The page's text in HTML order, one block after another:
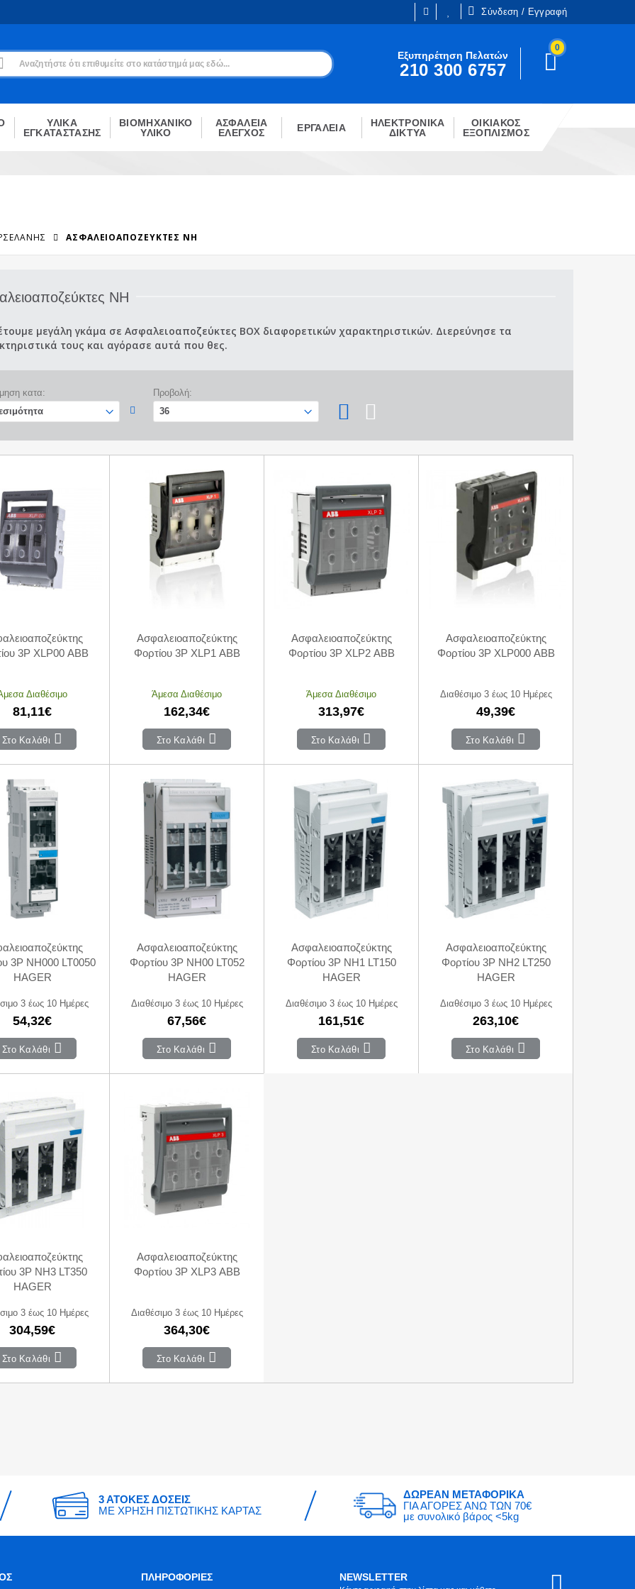
Σύνδεση / Εγγραφή
Εγγραφή
Δεν είσαι μέλος;
ΕΓΓΡΑΦΉ
Είμαι ήδη πελάτης
ΣΎΝΔΕΣΗ
Εξυπηρέτηση Πελατών
210 300 6757
0
ΥΛΙΚΑ
ΕΓΚΑΤΑΣΤΑΣΗΣ
ΒΙΟΜΗΧΑΝΙΚΟ
ΥΛΙΚΟ
ΑΣΦΑΛΕΙΑ
ΕΛΕΓΧΟΣ
ΕΡΓΑΛΕΙΑ
ΗΛΕΚΤΡΟΝΙΚΑ
ΔΙΚΤΥΑ
ΟΙΚΙΑΚΟΣ
ΕΞΟΠΛΙΣΜΟΣ
ΑΣΦΑΛΕΙΟΑΠΟΖΕΎΚΤΕΣ NH
NH
μεγάλη γκάμα σε Ασφαλειοαποζεύκτες BOX διαφορετικών χαρακτηριστικών. Διερεύνησε τα
τους και αγόρασε αυτά που θες.
κατα: Προβολή:
3P XLP00 ABB
Διαθέσιμο
81,11€
Στο Καλάθι
Ασφαλειοαποζεύκτης
Φορτίου 3P XLP1 ABB
Άμεσα Διαθέσιμο
162,34€
Στο Καλάθι
Ασφαλειοαποζεύκτης
Φορτίου 3P XLP2 ABB
Άμεσα Διαθέσιμο
313,97€
Στο Καλάθι
Ασφαλειοαποζεύκτης
Φορτίου 3P XLP000 ABB
Διαθέσιμο 3 έως 10 Ημέρες
49,39€
Στο Καλάθι
3P NH000 LT0050
HAGER
3 έως 10 Ημέρες
54,32€
Στο Καλάθι
Ασφαλειοαποζεύκτης
Φορτίου 3P NH00 LT052
HAGER
Διαθέσιμο 3 έως 10 Ημέρες
67,56€
Στο Καλάθι
Ασφαλειοαποζεύκτης
Φορτίου 3P NH1 LT150
HAGER
Διαθέσιμο 3 έως 10 Ημέρες
161,51€
Στο Καλάθι
Ασφαλειοαποζεύκτης
Φορτίου 3P NH2 LT250
HAGER
Διαθέσιμο 3 έως 10 Ημέρες
263,10€
Στο Καλάθι
3P NH3 LT350
HAGER
3 έως 10 Ημέρες
304,59€
Στο Καλάθι
Ασφαλειοαποζεύκτης
Φορτίου 3P XLP3 ABB
Διαθέσιμο 3 έως 10 Ημέρες
364,30€
Στο Καλάθι
3 ΑΤΟΚΕΣ ΔΟΣΕΙΣ
ΜΕ ΧΡΗΣΗ ΠΙΣΤΩΤΙΚΗΣ ΚΑΡΤΑΣ
ΔΩΡΕΑΝ ΜΕΤΑΦΟΡΙΚΑ
ΓΙΑ ΑΓΟΡΕΣ ΑΝΩ ΤΩΝ 70€
με συνολικό βάρος <5kg
ΠΛΗΡΟΦΟΡΙΕΣ NEWSLETTER